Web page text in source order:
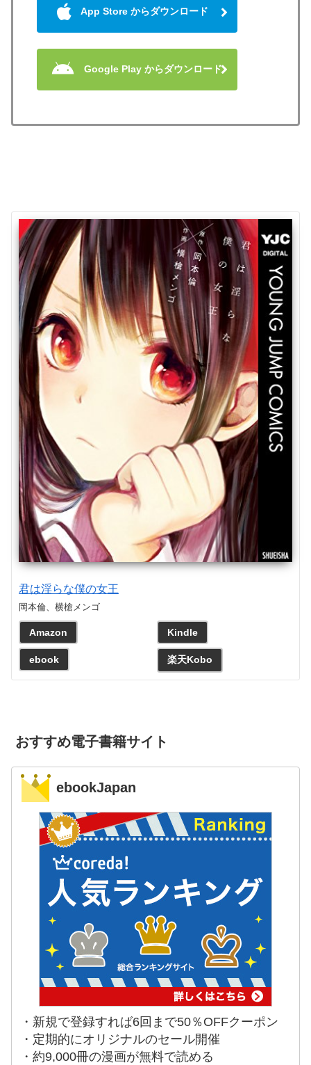
App Store からダウンロード
Google Play からダウンロード
君は淫らな僕の女王
岡本倫、横槍メンゴ
Amazon Kindle
ebook 楽天Kobo
おすすめ電子書籍サイト
ebookJapan
・新規で登録すれば6回まで50％OFFクーポン
・定期的にオリジナルのセール開催
・約9,000冊の漫画が無料で読める